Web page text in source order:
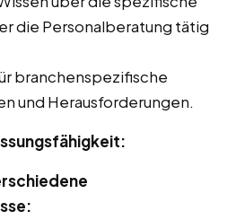
die Personalberatung tätig
branchenspezifische
und Herausforderungen.